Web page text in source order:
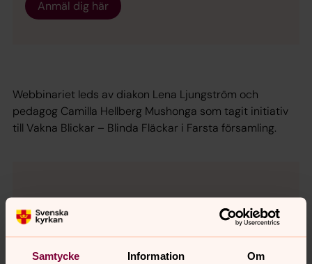
Samtycke Information Om
Anmäl dig här
Webbinariet leds av diakon Lena Ljungström och
pedagog Camilla Hellberg Mushonga som tagit initiativ
till Vakna Blickar – Blinda Fläckar i Farsta församling.